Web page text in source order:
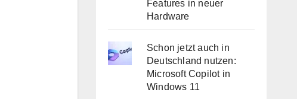
Features in neuer
Hardware
Schon jetzt auch in
Deutschland nutzen:
Microsoft Copilot in
Windows 11